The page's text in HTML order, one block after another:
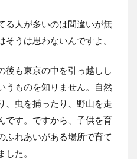
る人が多いのは間違いが無
うは思わないんですよ。
も東京の中を引っ越しし
うものを知りません。自然
、虫を捕ったり、野山を走
です。ですから、子供を育
ふれあいがある場所で育て
た。